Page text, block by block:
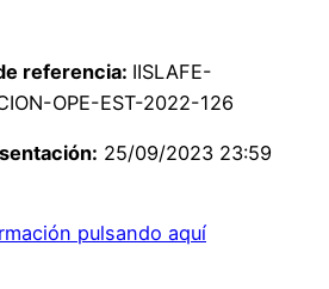
referencia: IISLAFE-
OPE-EST-2022-126
25/09/2023 23:59
pulsando aquí